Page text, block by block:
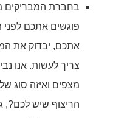
בחברת המבריקים
פוגשים אתכם לפני
אתכם, יבדוק את
צריך לעשות. אנו
מצפים ואיזה סוג
הריצוף שיש לכם?,